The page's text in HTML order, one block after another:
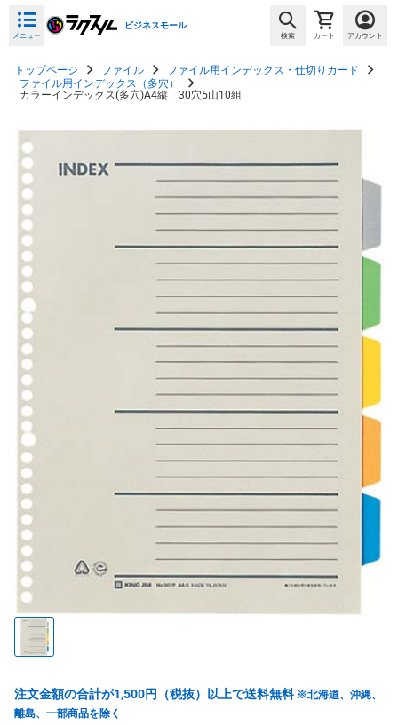
メニュー
ビジネスモール
検索 カート アカウント
トップページ ファイル
ファイル用インデックス・仕切りカード
ファイル用インデックス（多穴）
カラーインデックス(多穴)A4縦 30穴5山10組
注文金額の合計が1,500円（税抜）以上で送料無料 ※北海道、沖縄、
離島、一部商品を除く